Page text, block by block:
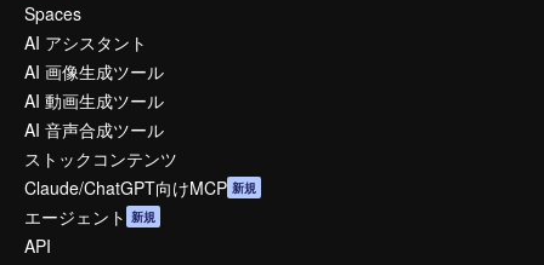
Spaces
AI アシスタント
AI 画像生成ツール
AI 動画生成ツール
AI 音声合成ツール
ストックコンテンツ
Claude/ChatGPT向けMCP 新規
エージェント 新規
API